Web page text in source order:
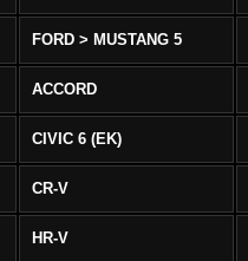
FORD > MUSTANG 5
ACCORD
CIVIC 6 (EK)
CR-V
HR-V